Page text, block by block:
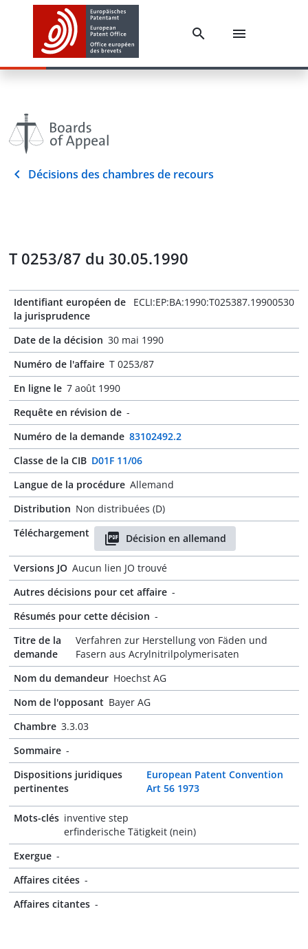
Décisions des chambres de recours
T 0253/87 du 30.05.1990
Identifiant européen de
la jurisprudence
ECLI:EP:BA:1990:T025387.19900530
Date de la décision 30 mai 1990
Numéro de l'affaire T 0253/87
En ligne le 7 août 1990
Requête en révision de -
Numéro de la demande 83102492.2
Classe de la CIB D01F 11/06
Langue de la procédure Allemand
Distribution Non distribuées (D)
Téléchargement
Décision en allemand
Versions JO Aucun lien JO trouvé
Autres décisions pour cet affaire -
Résumés pour cette décision -
Titre de la
demande
Verfahren zur Herstellung von Fäden und
Fasern aus Acrylnitrilpolymerisaten
Nom du demandeur Hoechst AG
Nom de l'opposant Bayer AG
Chambre 3.3.03
Sommaire -
Dispositions juridiques
pertinentes
European Patent Convention
Art 56 1973
Mots-clés inventive step
erfinderische Tätigkeit (nein)
Exergue -
Affaires citées -
Affaires citantes -